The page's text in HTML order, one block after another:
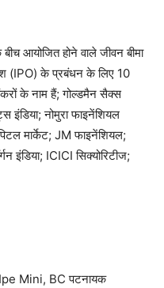
आयोजित होने वाले जीवन बीमा
(IPO) के प्रबंधन के लिए 10
के नाम हैं; गोल्डमैन सैक्स
इंडिया; नोमुरा फाइनेंशियल
मार्केट; JM फाइनेंशियल;
इंडिया; ICICI सिक्योरिटीज;
Ipe Mini, BC पटनायक